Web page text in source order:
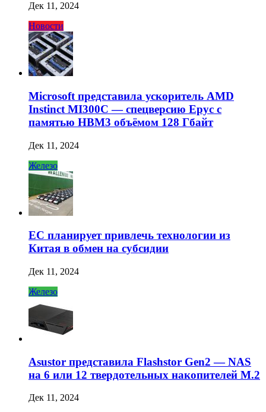
Дек 11, 2024
Новости
Microsoft представила ускоритель AMD
Instinct MI300C — спецверсию Epyc с
памятью HBM3 объёмом 128 Гбайт
Дек 11, 2024
Железо
ЕС планирует привлечь технологии из
Китая в обмен на субсидии
Дек 11, 2024
Железо
Asustor представила Flashstor Gen2 — NAS
на 6 или 12 твердотельных накопителей M.2
Дек 11, 2024